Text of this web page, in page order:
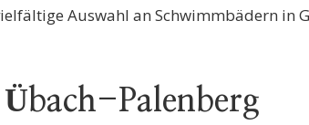
Auswahl an Schwimmbädern in
Palenberg